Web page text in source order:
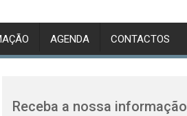
AGENDA CONTACTOS
Receba a nossa informação